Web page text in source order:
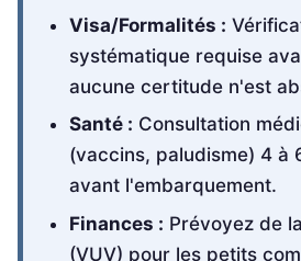
Visa/Formalités :
systématique requise
aucune certitude n'est
Santé : Consultation
(vaccins, paludisme) 4 à
avant l'embarquement.
Finances : Prévoyez de
(VUV) pour les petits